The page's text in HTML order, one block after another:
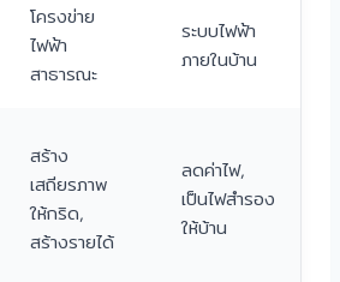
โครงข่าย
ไฟฟ้า
สาธารณะ
ระบบไฟฟ้า
ภายในบ้าน
สร้าง
เสถียรภาพ
ให้กริด,
สร้างรายได้
ลดค่าไฟ,
เป็นไฟสำรอง
ให้บ้าน